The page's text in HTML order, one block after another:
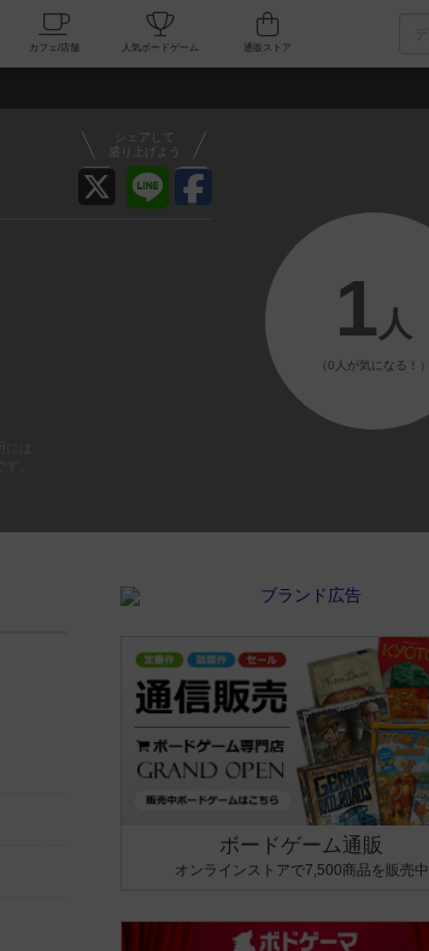
掲示板一覧 カフェ/店舗 人気ボードゲーム
シェアして
盛り上げよう
1 人
（0人が気になる！）
ボードゲーム通販
オンラインストアで7,500商品を販売中